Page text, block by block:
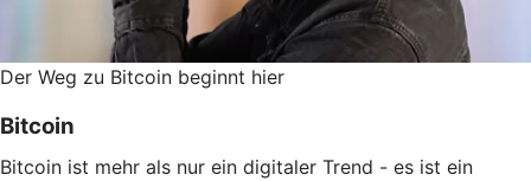
Der Weg zu Bitcoin beginnt hier
Bitcoin
Bitcoin ist mehr als nur ein digitaler Trend - es ist ein